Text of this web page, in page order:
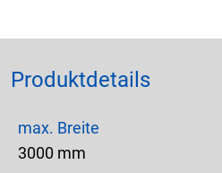
Produktdetails
max. Breite
3000 mm